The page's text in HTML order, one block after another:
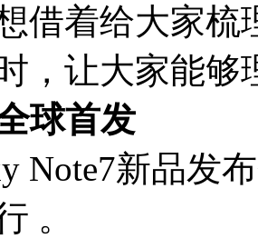
借着给大家梳
，让大家能
球首发
Note7新品发
。